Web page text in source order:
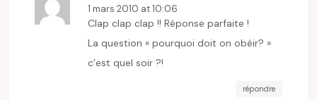
1 mars 2010 at 10:06
Clap clap clap !! Réponse parfaite !
La question « pourquoi doit on obéir? »
c’est quel soir ?!
répondre